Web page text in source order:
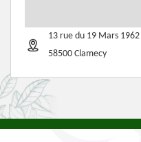
13 rue du 19 Mars 1962
58500 Clamecy